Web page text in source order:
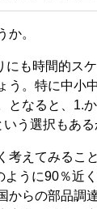
か。
にも時間的ス
う。特に中小
となると、1.
いう選択もあ
考えてみるこ
ように90％近
からの部品調